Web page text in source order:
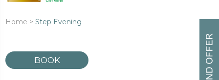
Home >Step Evening
BOOK